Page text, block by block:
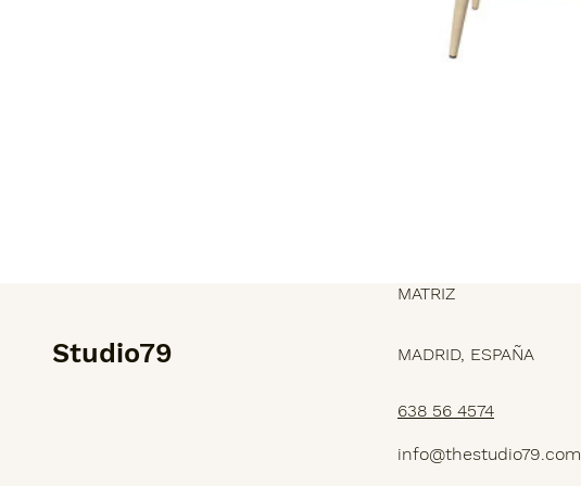
Studio79
MATRIZ
MADRID, ESPAÑA
638 56 4574
info@thestudio79.com